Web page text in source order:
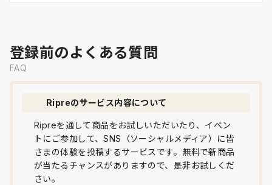
登録前のよくある質問
FAQ
Ripreのサービス内容について
Ripreを通して商品をお試しいただいたり、イベン
トにご参加して、SNS（ソーシャルメディア）に皆
さまの体験を投稿するサービスです。無料で新商品
が当たるチャンスがありますので、是非お試しくだ
さい。